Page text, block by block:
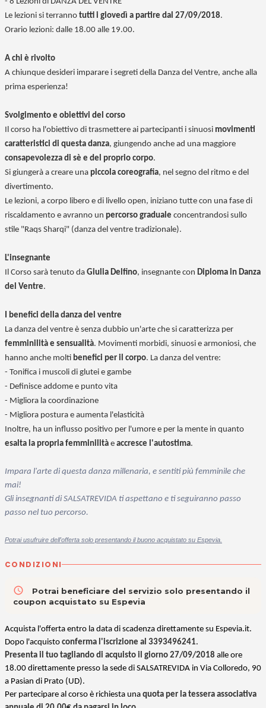
Le lezioni si terranno tutti i giovedì a partire dal 27/09/2018.
Orario lezioni: dalle 18.00 alle 19.00.
A chi è rivolto
A chiunque desideri imparare i segreti della Danza del Ventre, anche alla
prima esperienza!
Svolgimento e obiettivi del corso
Il corso ha l'obiettivo di trasmettere ai partecipanti i sinuosi movimenti
caratteristici di questa danza, giungendo anche ad una maggiore
consapevolezza di sè e del proprio corpo.
Si giungerà a creare una piccola coreografia, nel segno del ritmo e del
divertimento.
Le lezioni, a corpo libero e di livello open, iniziano tutte con una fase di
riscaldamento e avranno un percorso graduale concentrandosi sullo
stile "Raqs Sharqi" (danza del ventre tradizionale).
L'insegnante
Il Corso sarà tenuto da Giulia Delfino, insegnante con Diploma in Danza
del Ventre.
I benefici della danza del ventre
La danza del ventre è senza dubbio un'arte che si caratterizza per
femminilità e sensualità. Movimenti morbidi, sinuosi e armoniosi, che
hanno anche molti benefici per il corpo. La danza del ventre:
- Tonifica i muscoli di glutei e gambe
- Definisce addome e punto vita
- Migliora la coordinazione
- Migliora postura e aumenta l'elasticità
Inoltre, ha un influsso positivo per l'umore e per la mente in quanto
esalta la propria femminilità e accresce l'autostima.
Impara l'arte di questa danza millenaria, e sentiti più femminile che
mai!
Gli insegnanti di SALSATREVIDA ti aspettano e ti seguiranno passo
passo nel tuo percorso.
Potrai usufruire dell'offerta solo presentando il buono acquistato su Espevia.
CONDIZIONI
access_time
Potrai beneficiare del servizio solo presentando il
coupon acquistato su Espevia
Acquista l'offerta entro la data di scadenza direttamente su Espevia.it.
Dopo l'acquisto conferma l'iscrizione al 3393496241.
Presenta il tuo tagliando di acquisto il giorno 27/09/2018 alle ore
18.00 direttamente presso la sede di SALSATREVIDA in Via Colloredo, 90
a Pasian di Prato (UD).
Per partecipare al corso è richiesta una quota per la tessera associativa